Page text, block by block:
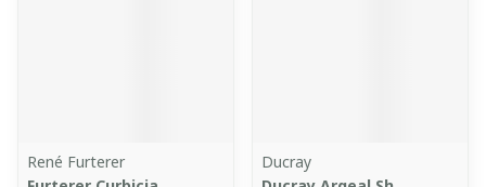
René Furterer
Ducray